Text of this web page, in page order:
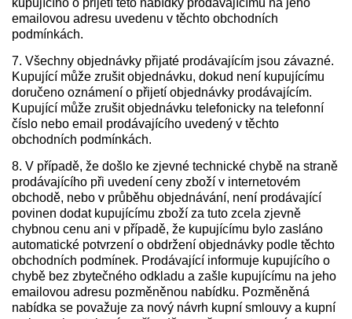
kupujícího o přijetí této nabídky prodávajícímu na jeho
emailovou adresu uvedenu v těchto obchodních
podmínkách.
7. Všechny objednávky přijaté prodávajícím jsou závazné.
Kupující může zrušit objednávku, dokud není kupujícímu
doručeno oznámení o přijetí objednávky prodávajícím.
Kupující může zrušit objednávku telefonicky na telefonní
číslo nebo email prodávajícího uvedený v těchto
obchodních podmínkách.
8. V případě, že došlo ke zjevné technické chybě na straně
prodávajícího při uvedení ceny zboží v internetovém
obchodě, nebo v průběhu objednávání, není prodávající
povinen dodat kupujícímu zboží za tuto zcela zjevně
chybnou cenu ani v případě, že kupujícímu bylo zasláno
automatické potvrzení o obdržení objednávky podle těchto
obchodních podmínek. Prodávající informuje kupujícího o
chybě bez zbytečného odkladu a zašle kupujícímu na jeho
emailovou adresu pozměněnou nabídku. Pozměněná
nabídka se považuje za nový návrh kupní smlouvy a kupní